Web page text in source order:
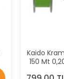
Kaido
150 Mt